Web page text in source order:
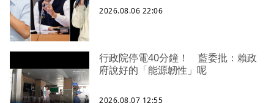
2026.08.06 22:06
行政院停電40分鐘！ 藍委批：賴政
府說好的「能源韌性」呢
2026.08.07 12:55